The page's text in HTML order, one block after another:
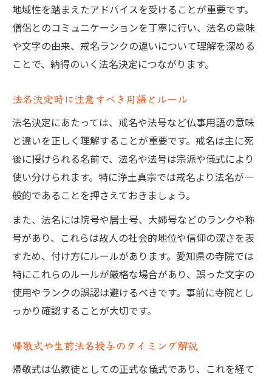
地域性を踏まえたアドバイスを受けることが重要です。
僧侶とのコミュニケーションを丁寧に行い、法名の意味
や文字の由来、戒名ランクの違いについて理解を深める
ことで、納得のいく法名決定につながります。
法名決定時に注意すべき用語とルール
法名決定にあたっては、戒名や法号など仏事用語の意味
と違いを正しく理解することが重要です。戒名は主に死
後に授けられる名前で、法名や法号は宗派や儀式により
使い分けられます。特に浄土真宗では戒名より法名が一
般的であることを押さえておきましょう。
また、法名には院号や居士号、大姉号などのランクや称
号があり、これらは故人の社会的地位や信仰の深さを表
すため、付け方にルールがあります。愛知県の寺院では
特にこれらのルールが厳格な場合があり、誤った文字の
使用やランクの誤認は避けるべきです。事前に寺院とし
っかり確認することが大切です。
帰敬式や生前法名授与のタイミング解説
帰敬式は仏教徒としての正式な儀式であり、これを経て